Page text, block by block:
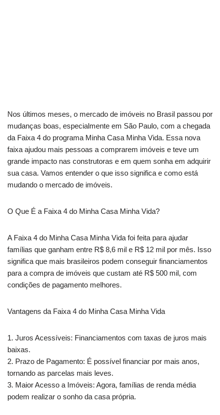
Nos últimos meses, o mercado de imóveis no Brasil passou por
mudanças boas, especialmente em São Paulo, com a chegada
da Faixa 4 do programa Minha Casa Minha Vida. Essa nova
faixa ajudou mais pessoas a comprarem imóveis e teve um
grande impacto nas construtoras e em quem sonha em adquirir
sua casa. Vamos entender o que isso significa e como está
mudando o mercado de imóveis.
O Que É a Faixa 4 do Minha Casa Minha Vida?
A Faixa 4 do Minha Casa Minha Vida foi feita para ajudar
famílias que ganham entre R$ 8,6 mil e R$ 12 mil por mês. Isso
significa que mais brasileiros podem conseguir financiamentos
para a compra de imóveis que custam até R$ 500 mil, com
condições de pagamento melhores.
Vantagens da Faixa 4 do Minha Casa Minha Vida
1. Juros Acessíveis: Financiamentos com taxas de juros mais
baixas.
2. Prazo de Pagamento: É possível financiar por mais anos,
tornando as parcelas mais leves.
3. Maior Acesso a Imóveis: Agora, famílias de renda média
podem realizar o sonho da casa própria.